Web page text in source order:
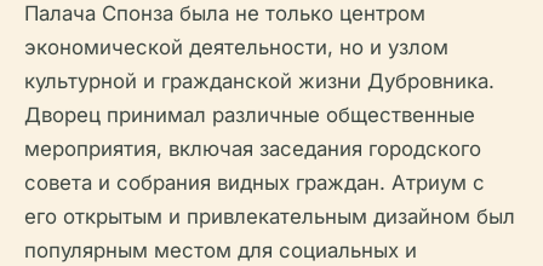
Палача Спонза была не только центром
экономической деятельности, но и узлом
культурной и гражданской жизни Дубровника.
Дворец принимал различные общественные
мероприятия, включая заседания городского
совета и собрания видных граждан. Атриум с
его открытым и привлекательным дизайном был
популярным местом для социальных и